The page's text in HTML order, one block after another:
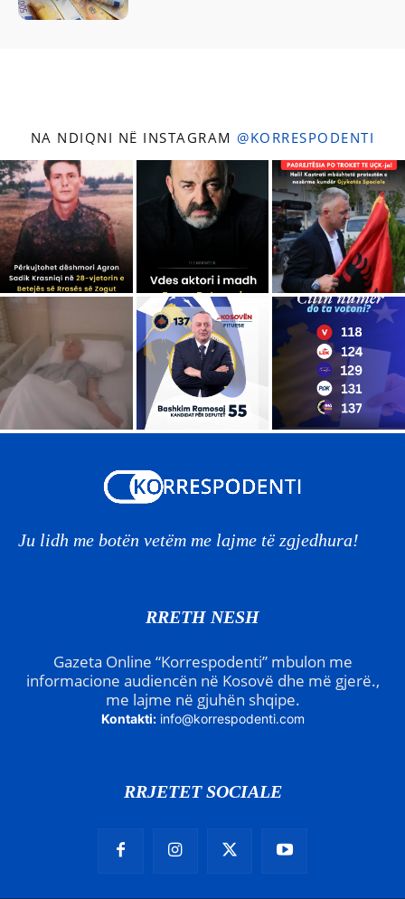
NA NDIQNI NË INSTAGRAM @KORRESPODENTI
Ju lidh me botën vetëm me lajme të zgjedhura!
RRETH NESH
Gazeta Online “Korrespodenti” mbulon me
informacione audiencën në Kosovë dhe më gjerë.,
me lajme në gjuhën shqipe.
Kontakti: info@korrespodenti.com
RRJETET SOCIALE